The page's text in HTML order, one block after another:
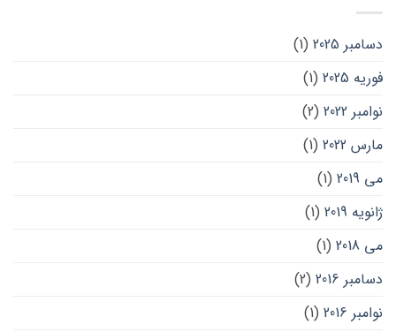
دسامبر 2025
(1)
فوریه 2025
(1)
نوامبر 2022
(2)
مارس 2022
(1)
می 2019
(1)
ژانویه 2019
(1)
می 2018
(1)
دسامبر 2016
(2)
نوامبر 2016
(1)